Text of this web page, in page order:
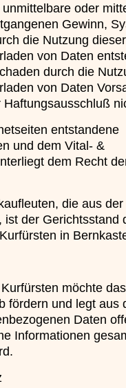
oder
Gewinn,
die Nutzung dieser
von Daten
durch die
von Daten
entstandene
und dem Vital- &
dem Recht
die aus
der Gerichtsstand
in
möchte das
fördern und legt aus
Daten
Informationen